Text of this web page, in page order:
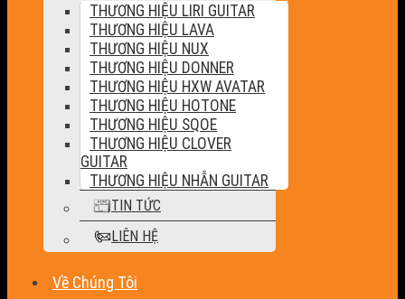
THƯƠNG HIỆU LIRI GUITAR
THƯƠNG HIỆU LAVA
THƯƠNG HIỆU NUX
THƯƠNG HIỆU DONNER
THƯƠNG HIỆU HXW AVATAR
THƯƠNG HIỆU HOTONE
THƯƠNG HIỆU SQOE
THƯƠNG HIỆU CLOVER
GUITAR
THƯƠNG HIỆU NHẪN GUITAR
TIN TỨC
LIÊN HỆ
Về Chúng Tôi